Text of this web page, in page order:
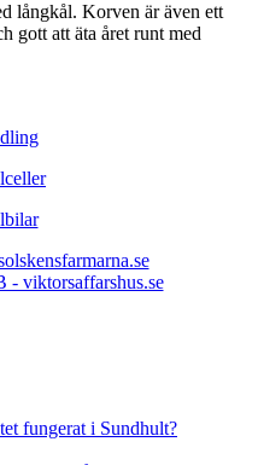
långkål. Korven är även ett
gott att äta året runt med
fungerat i Sundhult?